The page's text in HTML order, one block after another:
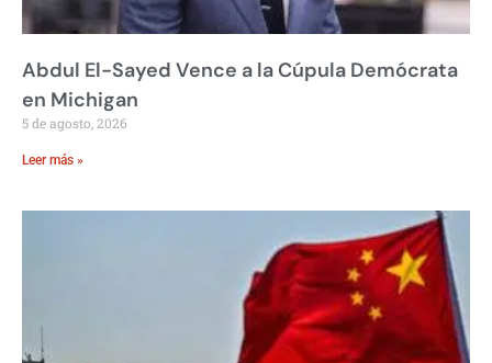
Abdul El-Sayed Vence a la Cúpula Demócrata
en Michigan
5 de agosto, 2026
Leer más »